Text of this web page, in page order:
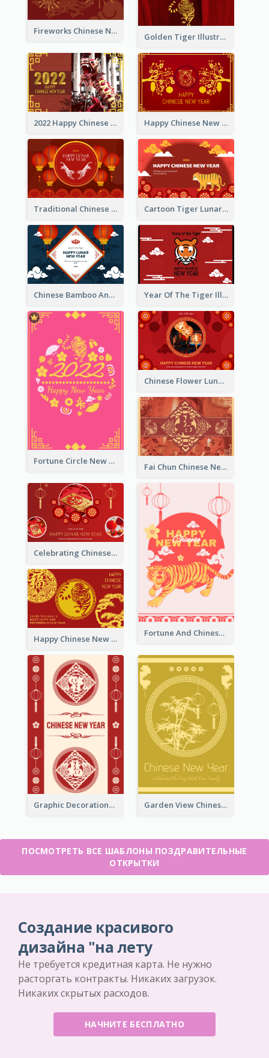
Fireworks Chinese New Year Greeting Card
Golden Tiger Illustration Chinese New Year Greeting Card
2022 Happy Chinese New Year Greeting Card With Photo Happy Chinese New Year Greeting Card With Chinese Tree Illustration
Traditional Chinese New Year Celebration Greeting Card Cartoon Tiger Lunar New Year Greeting Card
Chinese Bamboo And Lanterns New Year Greeting Card Year Of The Tiger Illustration Chinese New Year Greeting Card
Fortune Circle New Year Greeting Card
Chinese Flower Lunar New Year Greeting Card
Fai Chun Chinese New Year Greeting Card
Celebrating Chinese New Year Greeting Card
Fortune And Chinese New Year Greeting Card
Happy Chinese New Year Greeting Card With Circle illustrations
Graphic Decorations Chinese New Year Greeting Card Garden View Chinese New Year Greeting Card
ПОСМОТРЕТЬ ВСЕ ШАБЛОНЫ ПОЗДРАВИТЕЛЬНЫЕ
ОТКРЫТКИ
Создание красивого
дизайна "на лету
Не требуется кредитная карта. Не нужно
расторгать контракты. Никаких загрузок.
Никаких скрытых расходов.
НАЧНИТЕ БЕСПЛАТНО